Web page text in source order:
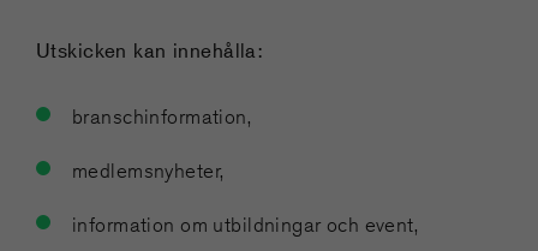
Utskicken kan innehålla:
branschinformation,
medlemsnyheter,
information om utbildningar och event,